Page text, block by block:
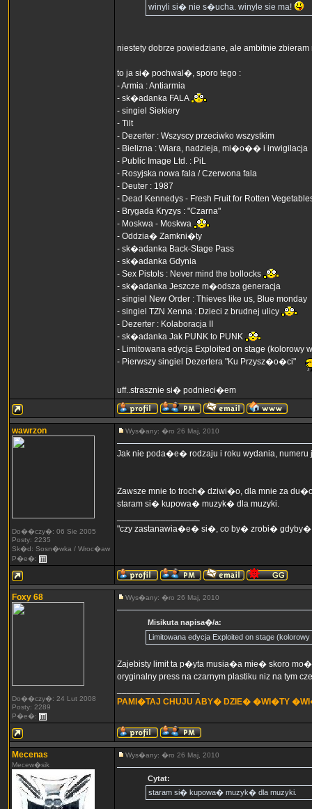
winyli si� nie s�ucha. winyle sie ma!
niestety dobrze powiedziane, ale ambitnie
to ja si� pochwal�, sporo tego :
- Armia : Antiarmia
- sk�adanka FALA
- singiel Siekiery
- Tilt
- Dezerter : Wszyscy przeciwko wszystkim
- Bielizna : Wiara, nadzieja, mi�o�� i inwigilacja
- Public Image Ltd. : PiL
- Rosyjska nowa fala / Czerwona fala
- Deuter : 1987
- Dead Kennedys - Fresh Fruit for Rotten
- Brygada Kryzys : "Czarna"
- Moskwa - Moskwa
- Oddzia� Zamkni�ty
- sk�adanka Back-Stage Pass
- sk�adanka Gdynia
- Sex Pistols : Never mind the bollocks
- sk�adanka Jeszcze m�odsza generacja
- singiel New Order : Thieves like us, Blue monday
- singiel TZN Xenna : Dzieci z brudnej ulicy
- Dezerter : Kolaboracja II
- sk�adanka Jak PUNK to PUNK
- Limitowana edycja Exploited on stage (kolorowy
- Pierwszy singiel Dezertera "Ku Przysz�o�ci"
uff..strasznie si� podnieci�em
wawrzon
Do��czy�: 06 Sie 2005
Posty: 2235
Sk�d: Sosn�wka / Wroc�aw
P�e�:
Wys�any: �ro 26 Maj, 2010
Jak nie poda�e� rodzaju i roku wydania,
Zawsze mnie to troch� dziwi�o, dla mnie za
staram si� kupowa� muzyk� dla muzyki.
"czy zastanawia�e� si�, co by� zrobi�
Foxy 68
Do��czy�: 24 Lut 2008
Posty: 2289
P�e�:
Wys�any: �ro 26 Maj, 2010
Misikuta napisa�/a:
Limitowana edycja Exploited on stage (kolorowy
Zajebisty limit ta p�yta musia�a mie� skoro
oryginalny press na czarnym plastiku niz na tym
PAMI�TAJ CHUJU ABY� DZIE� �WI�TY
Mecenas
Mecew�sik
Wys�any: �ro 26 Maj, 2010
Cytat:
staram si� kupowa� muzyk� dla muzyki.